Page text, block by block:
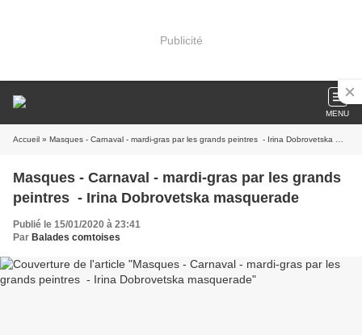
Publicité
MENU
Accueil » Masques - Carnaval - mardi-gras par les grands peintres - Irina Dobrovetska masquerade
Masques - Carnaval - mardi-gras par les grands
peintres - Irina Dobrovetska masquerade
Publié le 15/01/2020 à 23:41
Par Balades comtoises